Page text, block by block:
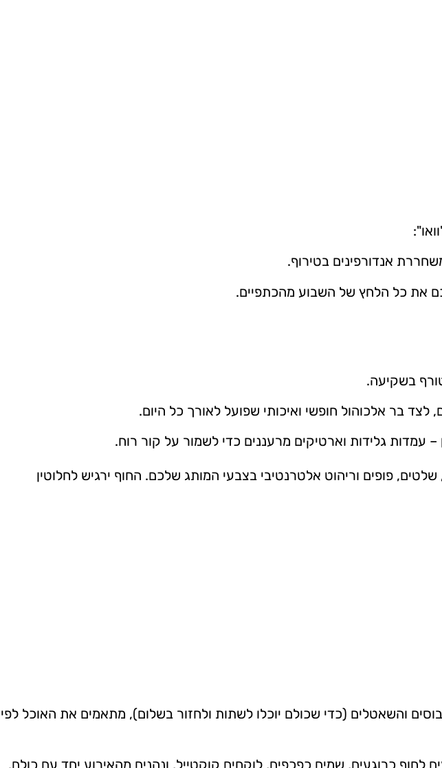
אנדורפינים בטירוף.
את כל הלחץ של השבוע מהכתפיים.
בשקיעה.
בר אלכוהול חופשי ואיכותי שפועל לאורך כל היום.
– עמדות גלידות וארטיקים מרעננים כדי לשמור על קור רוח.
פופים וריהוט אלטרנטיבי בצבעי המותג שלכם. החוף ירגיש לחלוטין
והשאטלים (כדי שכולם יוכלו לשתות ולחזור בשלום), מתאמים את האוכל לפי
כרוגעים, שמים כפכפים, לוקחים קוקטייל, ונהנים מהאירוע יחד עם כולם.